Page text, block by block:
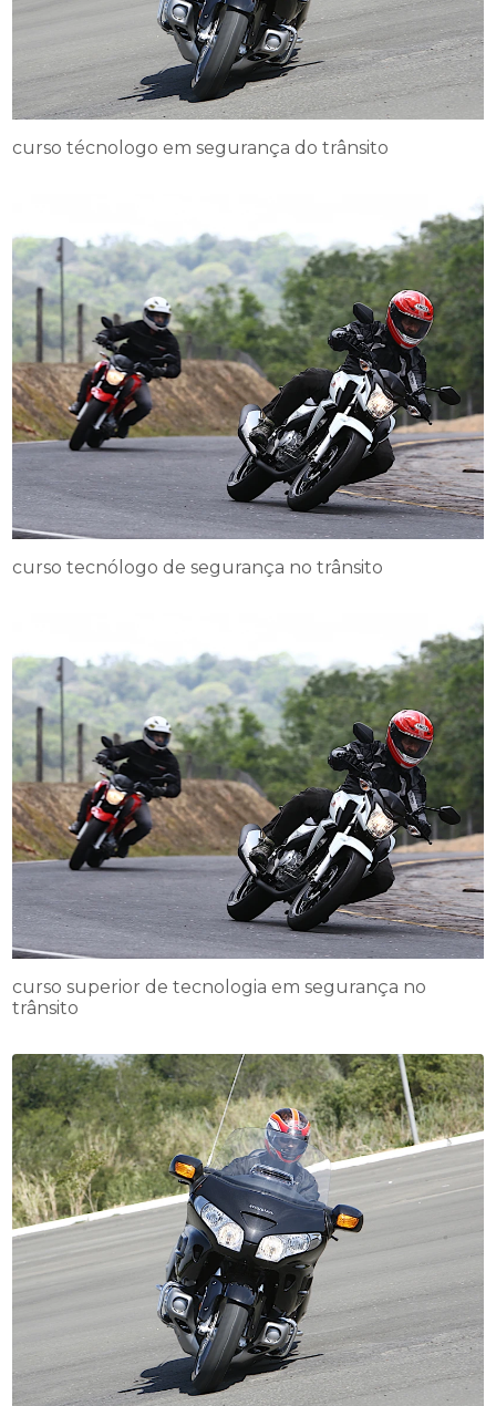
curso técnologo em segurança do trânsito
curso tecnólogo de segurança no trânsito
curso superior de tecnologia em segurança no
trânsito